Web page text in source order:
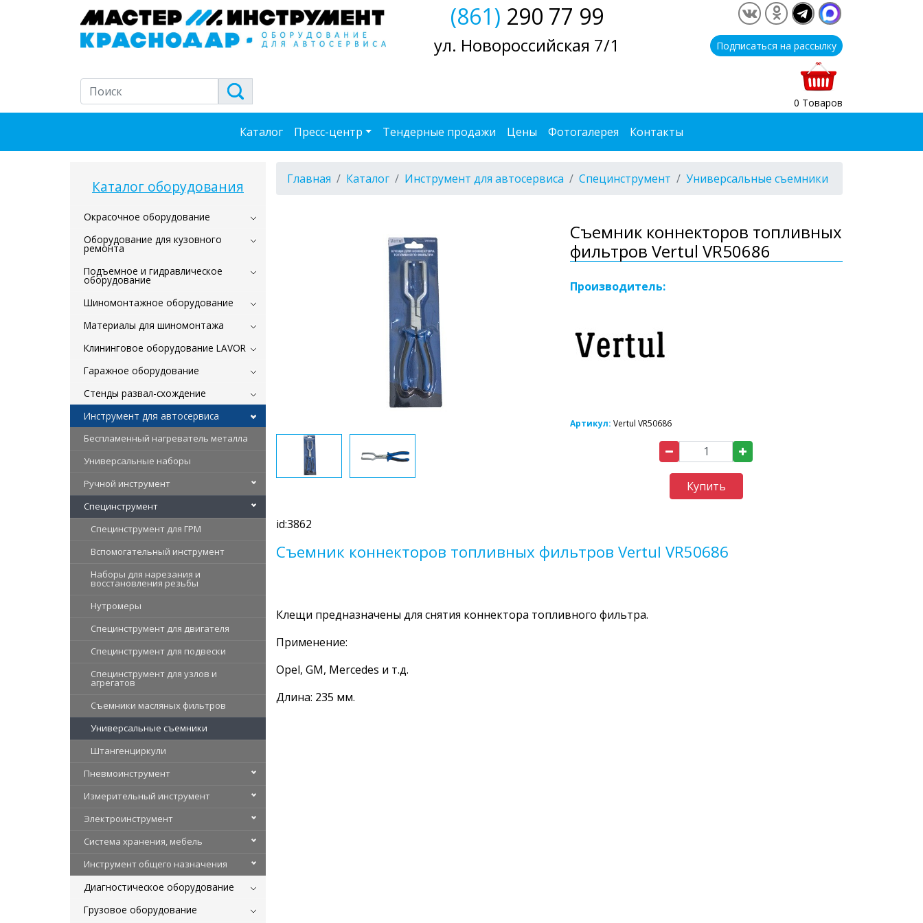
(861) 290 77 99
ул. Новороссийская 7/1 Подписаться на рассылку
0 Товаров
Каталог Пресс-центр Тендерные продажи Цены Фотогалерея Контакты
Каталог оборудования
Окрасочное оборудование
Оборудование для кузовного
ремонта
Подъемное и гидравлическое
оборудование
Шиномонтажное оборудование
Материалы для шиномонтажа
Клининговое оборудование LAVOR
Гаражное оборудование
Стенды развал-схождение
Инструмент для автосервиса
Беспламенный нагреватель металла
Универсальные наборы
Ручной инструмент
Специнструмент
Специнструмент для ГРМ
Вспомогательный инструмент
Наборы для нарезания и
восстановления резьбы
Нутромеры
Специнструмент для двигателя
Специнструмент для подвески
Специнструмент для узлов и
агрегатов
Съемники масляных фильтров
Универсальные съемники
Штангенциркули
Пневмоинструмент
Измерительный инструмент
Электроинструмент
Система хранения, мебель
Инструмент общего назначения
Диагностическое оборудование
Грузовое оборудование
Главная Каталог Инструмент для автосервиса Специнструмент Универсальные съемники
Съемник коннекторов топливных
фильтров Vertul VR50686
Производитель:
Артикул: Vertul VR50686
Купить
id:3862
Съемник коннекторов топливных фильтров Vertul VR50686
Клещи предназначены для снятия коннектора топливного фильтра.
Применение:
Opel, GM, Mercedes и т.д.
Длина: 235 мм.